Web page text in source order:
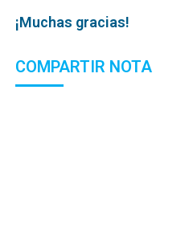
¡Muchas gracias!
COMPARTIR NOTA